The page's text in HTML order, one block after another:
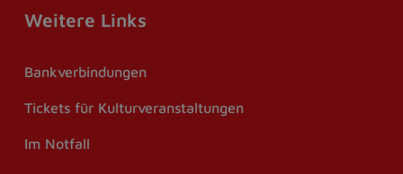
Weitere Links
Bankverbindungen
Tickets für Kulturveranstaltungen
Im Notfall